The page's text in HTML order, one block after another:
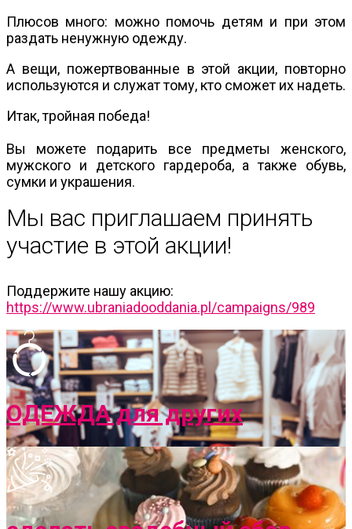
Плюсов много: можно помочь детям и при этом
раздать ненужную одежду.
А вещи, пожертвованные в этой акции, повторно
используются и служат тому, кто сможет их надеть.
Итак, тройная победа!
Вы можете подарить все предметы женского,
мужского и детского гардероба, а также обувь,
сумки и украшения.
Мы вас приглашаем принять
участие в этой акции!
Поддержите нашу акцию:
https://www.ubraniadooddania.pl/campaigns/989
ОДЕЖДА для других